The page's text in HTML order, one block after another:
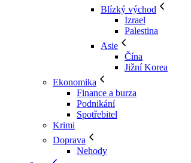
Blízký východ
Izrael
Palestina
Asie
Čína
Jižní Korea
Ekonomika
Finance a burza
Podnikání
Spotřebitel
Krimi
Doprava
Nehody